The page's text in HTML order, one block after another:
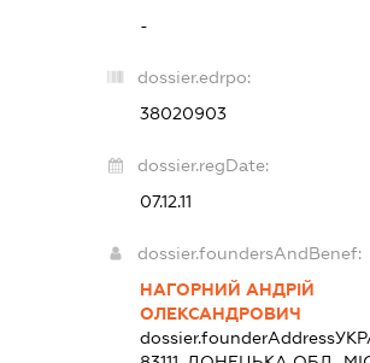
-
dossier.edrpo:
38020903
dossier.regDate:
07.12.11
dossier.foundersAndBenef:
НАГОРНИЙ АНДРІЙ
ОЛЕКСАНДРОВИЧ
dossier.founderAddress